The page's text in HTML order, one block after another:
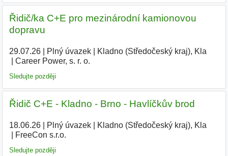
Řidič/ka C+E pro mezinárodní kamionovou
dopravu
29.07.26| Plný úvazek| Kladno (Středočeský kraj), Kla
Career Power, s. r. o.
Sledujte později
Řidič C+E - Kladno - Brno - Havlíčkův brod
18.06.26| Plný úvazek| Kladno (Středočeský kraj), Kla
FreeCon s.r.o.
Sledujte později